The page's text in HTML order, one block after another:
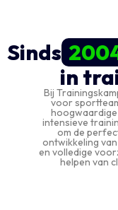
Sinds
in
Bij
voor
intensieve
om de
ontwikkeling
en volledige
helpen van